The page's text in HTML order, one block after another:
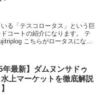
る「テスコロータス」という巨
コートの紹介になります。 テ
こちらがロータスになり
年最新】ダムヌンサドゥ
上マーケットを徹底解説